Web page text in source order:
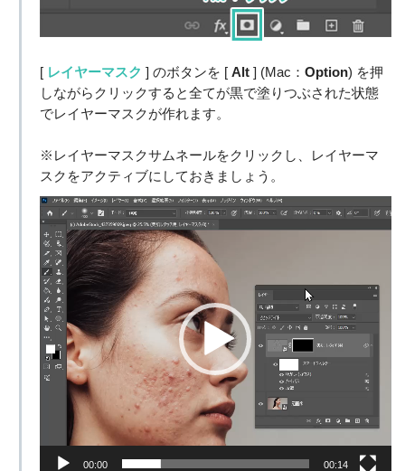
[ レイヤーマスク ] のボタンを [ Alt] (Mac： Option) を押
しながらクリックすると全てが黒で塗りつぶされた状態
でレイヤーマスクが作れます。
※レイヤーマスクサムネールをクリックし、レイヤーマ
スクをアクティブにしておきましょう。
動
画
プ
レ
ー
ヤ
ー
00:00 00:14